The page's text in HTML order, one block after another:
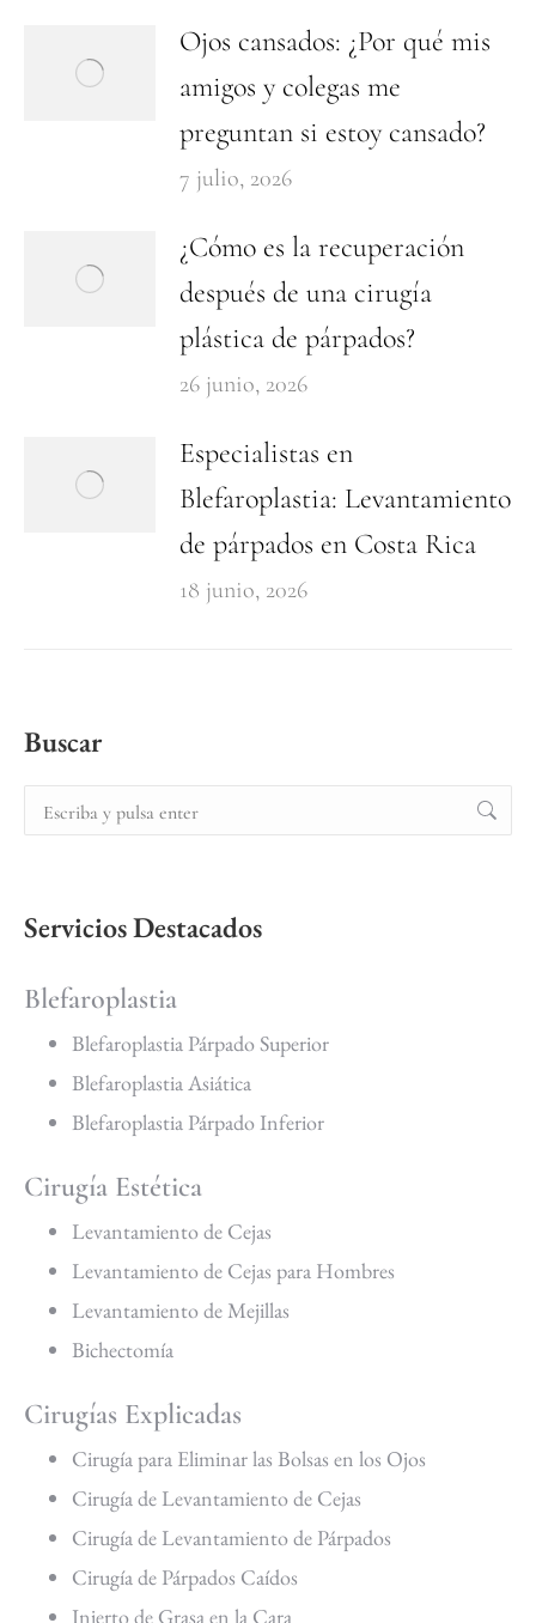
Ojos cansados: ¿Por qué mis
amigos y colegas me
preguntan si estoy cansado?
7 julio, 2026
¿Cómo es la recuperación
después de una cirugía
plástica de párpados?
26 junio, 2026
Especialistas en
Blefaroplastia: Levantamiento
de párpados en Costa Rica
18 junio, 2026
Buscar
Servicios Destacados
Blefaroplastia
Blefaroplastia Párpado Superior
Blefaroplastia Asiática
Blefaroplastia Párpado Inferior
Cirugía Estética
Levantamiento de Cejas
Levantamiento de Cejas para Hombres
Levantamiento de Mejillas
Bichectomía
Cirugías Explicadas
Cirugía para Eliminar las Bolsas en los Ojos
Cirugía de Levantamiento de Cejas
Cirugía de Levantamiento de Párpados
Cirugía de Párpados Caídos
Injerto de Grasa en la Cara